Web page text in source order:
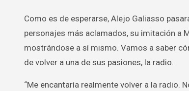
Como es de esperarse, Alejo Galiasso
personajes más aclamados, su imitación a
mostrándose a sí mismo. Vamos a saber
de volver a una de sus pasiones, la radio.
“Me encantaría realmente volver a la radio.